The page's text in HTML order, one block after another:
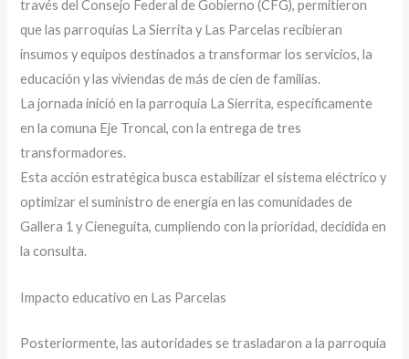
través del Consejo Federal de Gobierno (CFG), permitieron
que las parroquias La Sierrita y Las Parcelas recibieran
insumos y equipos destinados a transformar los servicios, la
educación y las viviendas de más de cien de familias.
La jornada inició en la parroquia La Sierrita, específicamente
en la comuna Eje Troncal, con la entrega de tres
transformadores.
Esta acción estratégica busca estabilizar el sistema eléctrico y
optimizar el suministro de energía en las comunidades de
Gallera 1 y Cieneguita, cumpliendo con la prioridad, decidida en
la consulta.
Impacto educativo en Las Parcelas
Posteriormente, las autoridades se trasladaron a la parroquia